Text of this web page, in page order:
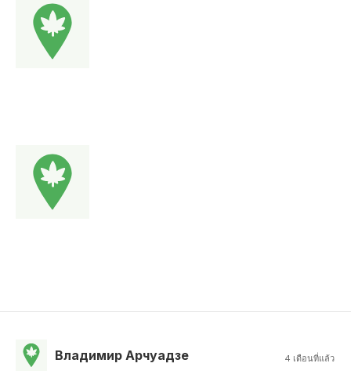
Владимир Арчуадзе 4 เดือนที่แล้ว